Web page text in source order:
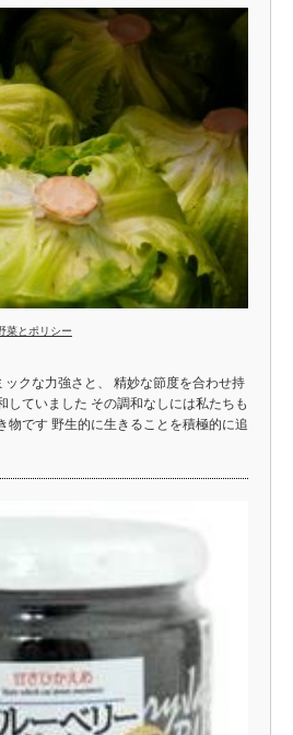
菜とポリシー
クな力強さと、 精妙な節度を合わせ持
していました その調和なしには私たちも
物です 野生的に生きることを積極的に追